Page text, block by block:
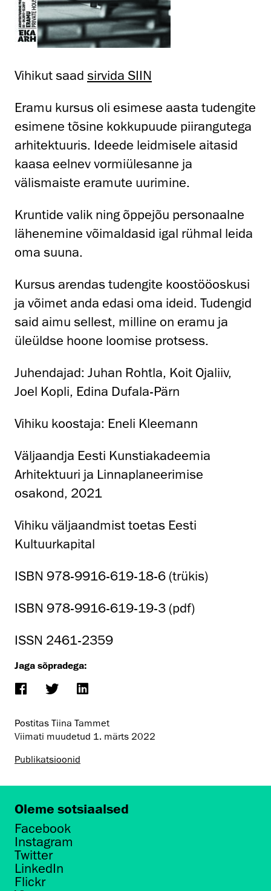
Vihikut saad sirvida SIIN
Eramu kursus oli esimese aasta tudengite
esimene tõsine kokkupuude piirangutega
arhitektuuris. Ideede leidmisele aitasid
kaasa eelnev vormiülesanne ja
välismaiste eramute uurimine.
Kruntide valik ning õppejõu personaalne
lähenemine võimaldasid igal rühmal leida
oma suuna.
Kursus arendas tudengite koostööoskusi
ja võimet anda edasi oma ideid. Tudengid
said aimu sellest, milline on eramu ja
üleüldse hoone loomise protsess.
Juhendajad: Juhan Rohtla, Koit Ojaliiv,
Joel Kopli, Edina Dufala-Pärn
Vihiku koostaja: Eneli Kleemann
Väljaandja Eesti Kunstiakadeemia
Arhitektuuri ja Linnaplaneerimise
osakond, 2021
Vihiku väljaandmist toetas Eesti
Kultuurkapital
ISBN 978-9916-619-18-6 (trükis)
ISBN 978-9916-619-19-3 (pdf)
ISSN 2461-2359
Jaga sõpradega:
Postitas Tiina Tammet
Viimati muudetud 1. märts 2022
Publikatsioonid
Oleme sotsiaalsed
Facebook
Instagram
Twitter
LinkedIn
Flickr